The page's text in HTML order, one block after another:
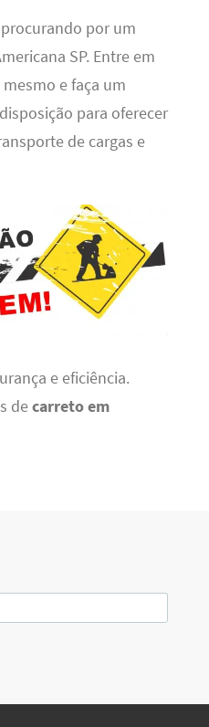
por um
SP. Entre em
e faça um
para oferecer
de cargas e
e eficiência.
decarreto em